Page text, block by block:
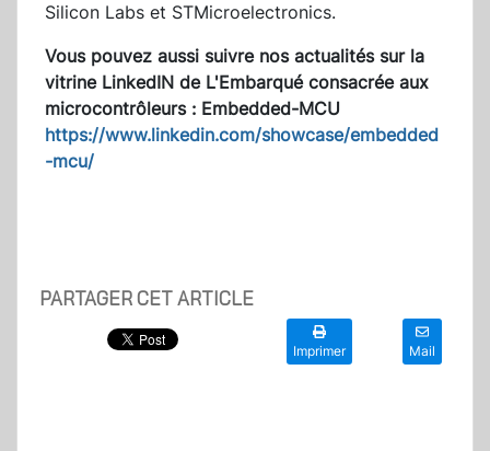
Silicon Labs et STMicroelectronics.
Vous pouvez aussi suivre nos actualités sur la
vitrine LinkedIN de L'Embarqué consacrée aux
microcontrôleurs : Embedded-MCU
https://www.linkedin.com/showcase/embedded
-mcu/
PARTAGER CET ARTICLE
Imprimer Mail